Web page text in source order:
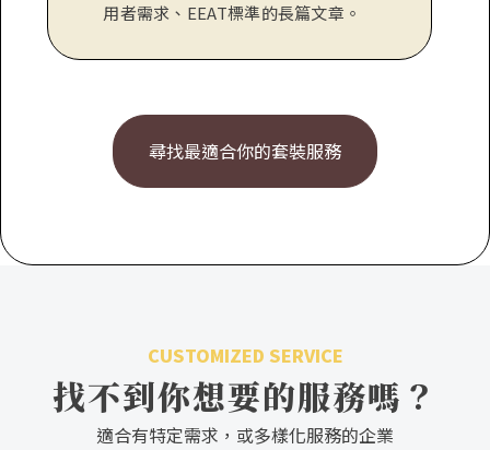
用者需求、EEAT標準的長篇文章。
尋找最適合你的套裝服務
CUSTOMIZED SERVICE
找不到你想要的服務嗎？
適合有特定需求，或多樣化服務的企業